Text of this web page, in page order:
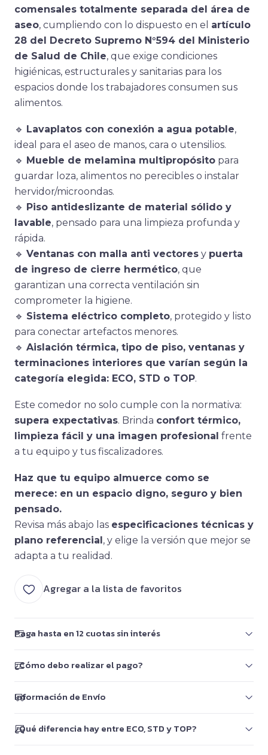
comensales totalmente separada del área de
aseo, cumpliendo con lo dispuesto en el artículo
28 del Decreto Supremo N°594 del Ministerio
de Salud de Chile, que exige condiciones
higiénicas, estructurales y sanitarias para los
espacios donde los trabajadores consumen sus
alimentos.
🔹 Lavaplatos con conexión a agua potable,
ideal para el aseo de manos, cara o utensilios.
🔹 Mueble de melamina multipropósito para
guardar loza, alimentos no perecibles o instalar
hervidor/microondas.
🔹 Piso antideslizante de material sólido y
lavable, pensado para una limpieza profunda y
rápida.
🔹 Ventanas con malla anti vectores y puerta
de ingreso de cierre hermético, que
garantizan una correcta ventilación sin
comprometer la higiene.
🔹 Sistema eléctrico completo, protegido y listo
para conectar artefactos menores.
🔹 Aislación térmica, tipo de piso, ventanas y
terminaciones interiores que varían según la
categoría elegida: ECO, STD o TOP.
Este comedor no solo cumple con la normativa:
supera expectativas. Brinda confort térmico,
limpieza fácil y una imagen profesional frente
a tu equipo y tus fiscalizadores.
Haz que tu equipo almuerce como se
merece: en un espacio digno, seguro y bien
pensado.
Revisa más abajo las especificaciones técnicas y
plano referencial, y elige la versión que mejor se
adapta a tu realidad.
Agregar a la lista de favoritos
Paga hasta en 12 cuotas sin interés
¿Cómo debo realizar el pago?
Información de Envío
¿Qué diferencia hay entre ECO, STD y TOP?